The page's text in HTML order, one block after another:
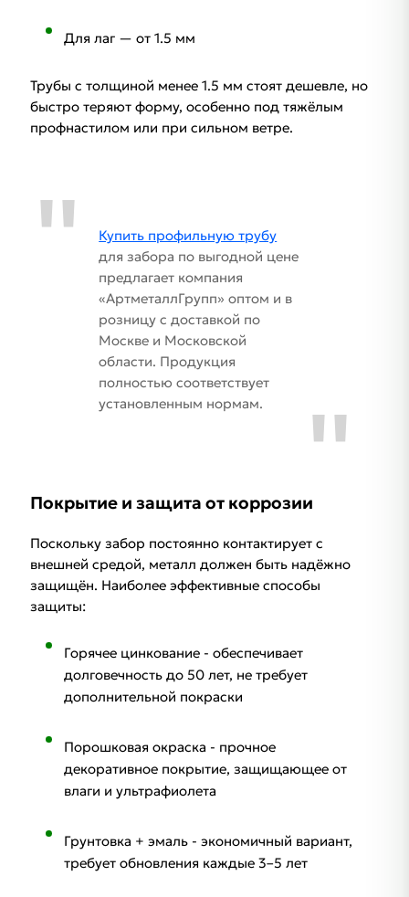
Для лаг — от 1.5 мм
Трубы с толщиной менее 1.5 мм стоят дешевле, но
быстро теряют форму, особенно под тяжёлым
профнастилом или при сильном ветре.
Купить профильную трубу
для забора по выгодной цене
предлагает компания
«АртметаллГрупп» оптом и в
розницу с доставкой по
Москве и Московской
области. Продукция
полностью соответствует
установленным нормам.
Покрытие и защита от коррозии
Поскольку забор постоянно контактирует с
внешней средой, металл должен быть надёжно
защищён. Наиболее эффективные способы
защиты:
Горячее цинкование - обеспечивает
долговечность до 50 лет, не требует
дополнительной покраски
Порошковая окраска - прочное
декоративное покрытие, защищающее от
влаги и ультрафиолета
Грунтовка + эмаль - экономичный вариант,
требует обновления каждые 3–5 лет